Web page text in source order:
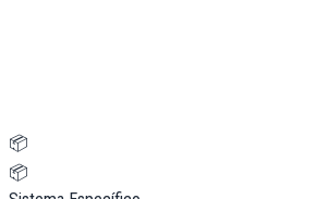
📦
📦